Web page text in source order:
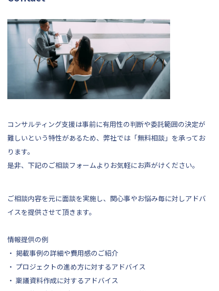
コンサルティング支援は事前に有用性の判断や委託範囲の決定が
難しいという特性があるため、弊社では「無料相談」を承ってお
ります。
是非、 下記のご相談フォームよりお気軽にお声がけください。
ご相談内容を元に面談を実施し、関心事やお悩み毎に対しアドバ
イスを提供させて頂きます。
情報提供の例
・ 掲載事例の詳細や費用感のご紹介
・ プロジェクトの進め方に対するアドバイス
・ 稟議資料作成に対するアドバイス